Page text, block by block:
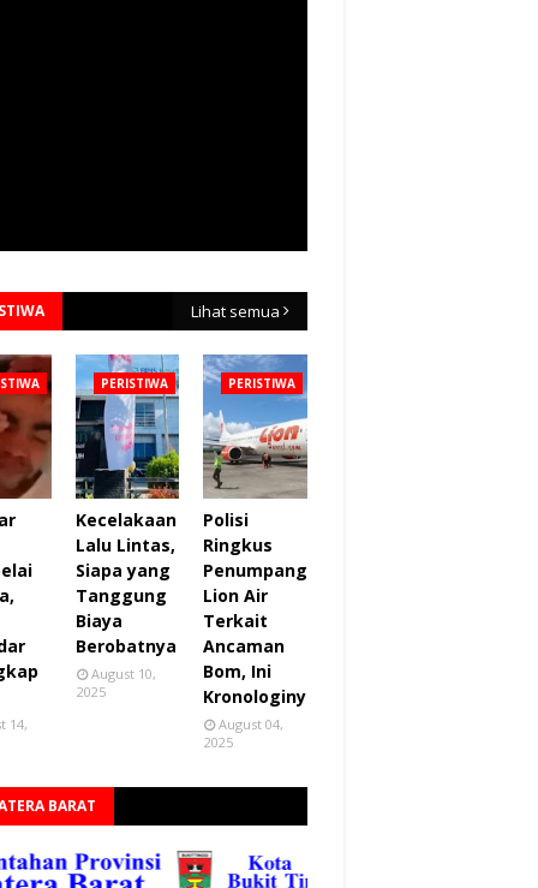
Lihat semua
14,
PERISTIWA
Kecelakaan
Lalu Lintas,
Siapa yang
Tanggung
Biaya
Berobatnya
August 10,
2025
PERISTIWA
Polisi
Ringkus
Penumpang
Lion Air
Terkait
Ancaman
Bom, Ini
Kronologinya
August 04,
2025
BARAT